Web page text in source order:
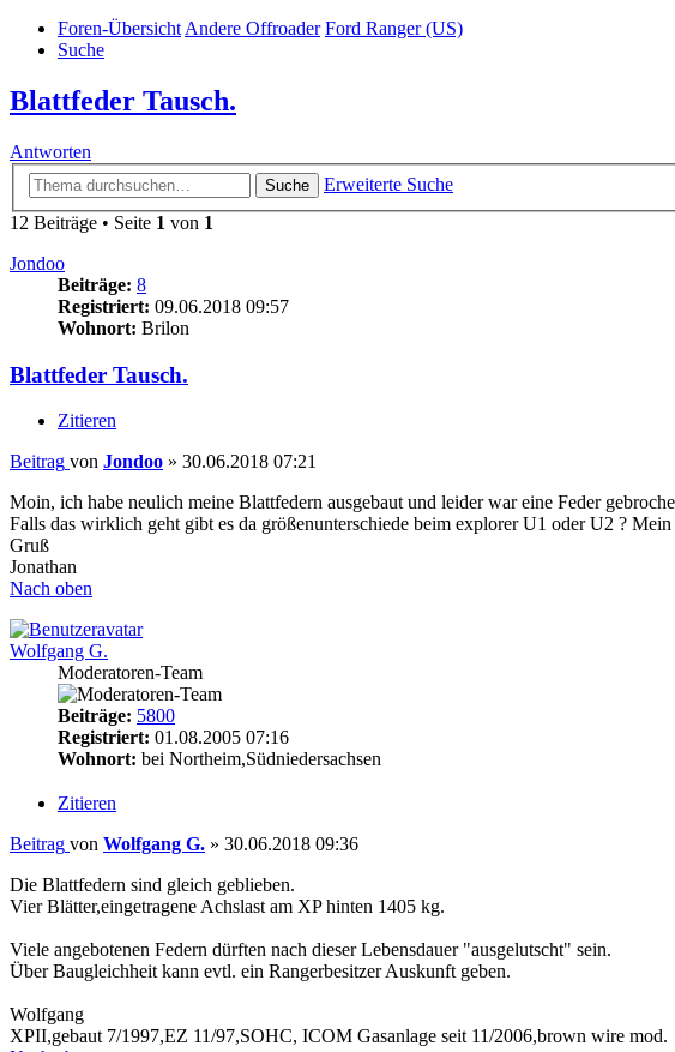
Foren-ÜbersichtAndere Offroader Ford Ranger (US)
Suche
Blattfeder Tausch.
Antworten
Suche
Erweiterte Suche
12 Beiträge • Seite 1 von 1
Jondoo
Beiträge: 8
Registriert: 09.06.2018 09:57
Wohnort: Brilon
Blattfeder Tausch.
Zitieren
Beitrag von Jondoo » 30.06.2018 07:21
Moin, ich habe neulich meine Blattfedern ausgebaut und leider war eine Feder
Falls das wirklich geht gibt es da größenunterschiede beim explorer U1 oder U2 ?
Gruß
Jonathan
Nach oben
Wolfgang G.
Moderatoren-Team
Beiträge: 5800
Registriert: 01.08.2005 07:16
Wohnort: bei Northeim,Südniedersachsen
Zitieren
Beitrag von Wolfgang G. » 30.06.2018 09:36
Die Blattfedern sind gleich geblieben.
Vier Blätter,eingetragene Achslast am XP hinten 1405 kg.
Viele angebotenen Federn dürften nach dieser Lebensdauer "ausgelutscht" sein.
Über Baugleichheit kann evtl. ein Rangerbesitzer Auskunft geben.
Wolfgang
XPII,gebaut 7/1997,EZ 11/97,SOHC, ICOM Gasanlage seit 11/2006,brown wire mod.